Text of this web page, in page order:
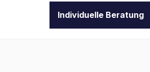
Individuelle Beratung